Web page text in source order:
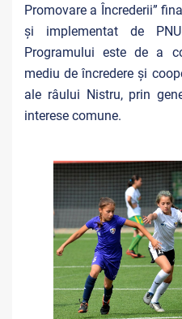
Promovare a Încrederii”
și implementat de
Programului este de a
mediu de încredere și
ale râului Nistru, prin
interese comune.